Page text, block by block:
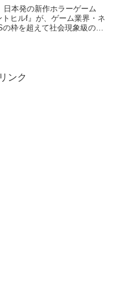
日本発の新作ホラーゲーム
トヒルf』が、ゲーム業界・ネ
の枠を超えて社会現象級の話
ンク